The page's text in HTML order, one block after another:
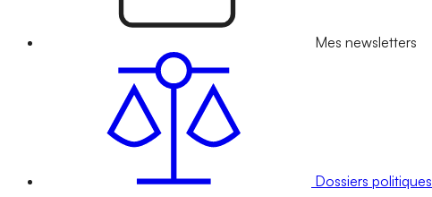
Mes newsletters
Dossiers politiques